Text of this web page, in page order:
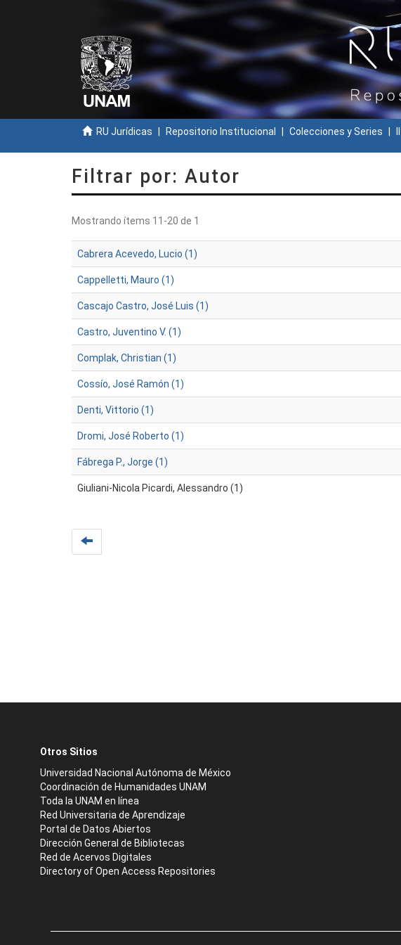
RU Jurídicas Repositorio Institucional Colecciones y Series
Filtrar por: Autor
Mostrando ítems 11-20 de 1
Cabrera Acevedo, Lucio (1)
Cappelletti, Mauro (1)
Cascajo Castro, José Luis (1)
Castro, Juventino V. (1)
Complak, Christian (1)
Cossío, José Ramón (1)
Denti, Vittorio (1)
Dromi, José Roberto (1)
Fábrega P., Jorge (1)
Giuliani-Nicola Picardi, Alessandro (1)
Otros Sitios
Universidad Nacional Autónoma de México
Coordinación de Humanidades UNAM
Toda la UNAM en línea
Red Universitaria de Aprendizaje
Portal de Datos Abiertos
Dirección General de Bibliotecas
Red de Acervos Digitales
Directory of Open Access Repositories